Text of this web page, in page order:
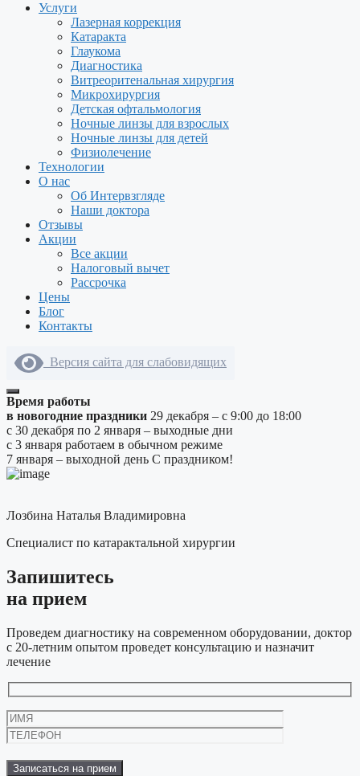
Услуги
Лазерная коррекция
Катаракта
Глаукома
Диагностика
Витреоритенальная хирургия
Микрохирургия
Детская офтальмология
Ночные линзы для взрослых
Ночные линзы для детей
Физиолечение
Технологии
О нас
Об Интервзгляде
Наши доктора
Отзывы
Акции
Все акции
Налоговый вычет
Рассрочка
Цены
Блог
Контакты
Версия сайта для слабовидящих
Время работы
в новогодние праздники 29 декабря – с 9:00 до 18:00
с 30 декабря по 2 января – выходные дни
с 3 января работаем в обычном режиме
7 января – выходной день С праздником!
Лозбина Наталья Владимировна
Специалист по катарактальной хирургии
Запишитесь
на прием
Проведем диагностику на современном оборудовании, доктор
с 20-летним опытом проведет консультацию и назначит
лечение
это